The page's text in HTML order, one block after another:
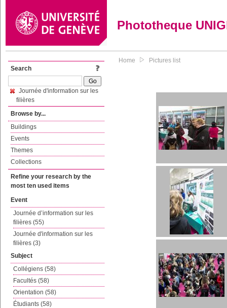
Phototheque
Search
Journée d'information sur les
filières
Browse by...
Buildings
Events
Themes
Collections
Refine your research by the
most ten used items
Event
Journée d’information sur les
filières (55)
Journée d'information sur les
filières (3)
Subject
Collégiens (58)
Facultés (58)
Orientation (58)
Étudiants (58)
Home Pictures list